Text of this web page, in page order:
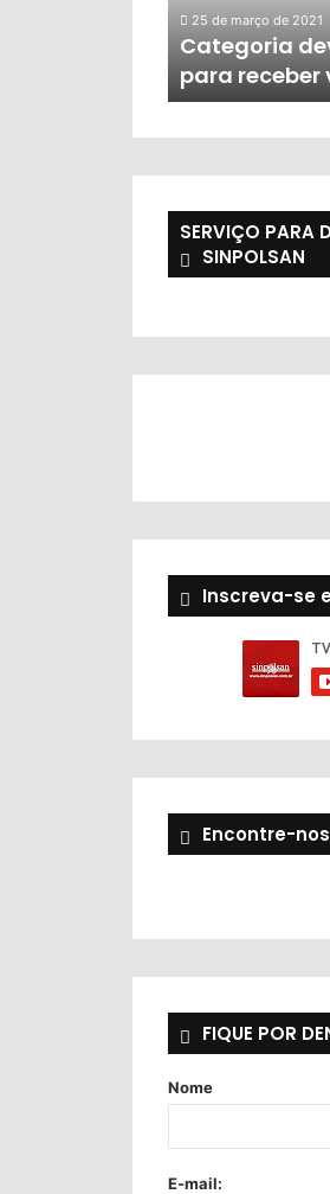
25 de março de 2021
Categoria
para receber
SERVIÇO PARA
SINPOLSAN
Inscreva-se
Encontre-
FIQUE POR
Nome
E-mail: